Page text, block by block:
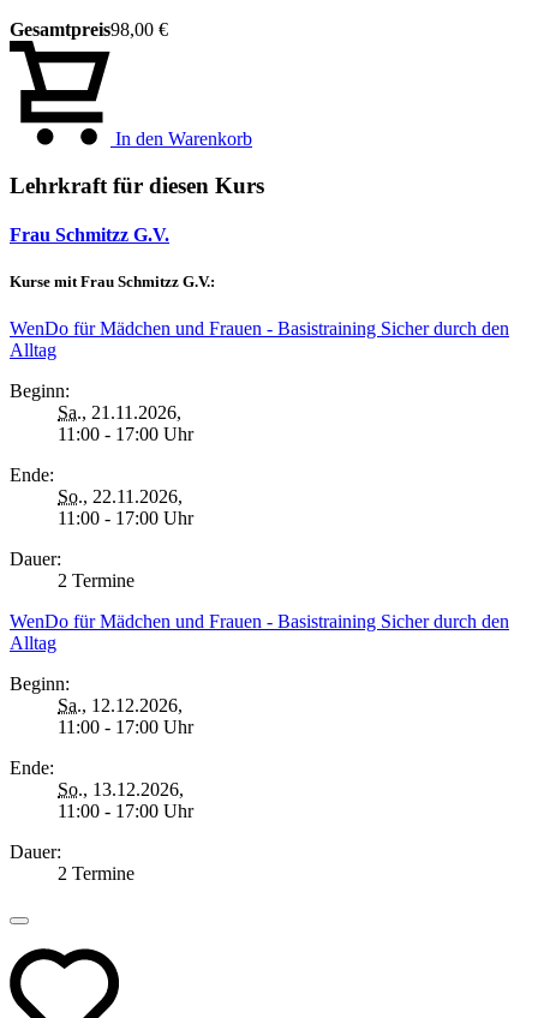
Gesamtpreis98,00 €
In den Warenkorb
Lehrkraft für diesen Kurs
Frau Schmitzz G.V.
Kurse mit Frau Schmitzz G.V.:
WenDo für Mädchen und Frauen - Basistraining Sicher durch den
Alltag
Beginn:
Sa., 21.11.2026,
11:00 - 17:00 Uhr
Ende:
So., 22.11.2026,
11:00 - 17:00 Uhr
Dauer:
2 Termine
WenDo für Mädchen und Frauen - Basistraining Sicher durch den
Alltag
Beginn:
Sa., 12.12.2026,
11:00 - 17:00 Uhr
Ende:
So., 13.12.2026,
11:00 - 17:00 Uhr
Dauer:
2 Termine